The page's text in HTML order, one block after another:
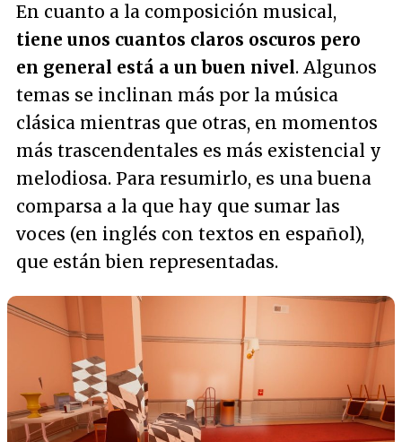
En cuanto a la composición musical,
tiene unos cuantos claros oscuros pero
en general está a un buen nivel. Algunos
temas se inclinan más por la música
clásica mientras que otras, en momentos
más trascendentales es más existencial y
melodiosa. Para resumirlo, es una buena
comparsa a la que hay que sumar las
voces (en inglés con textos en español),
que están bien representadas.